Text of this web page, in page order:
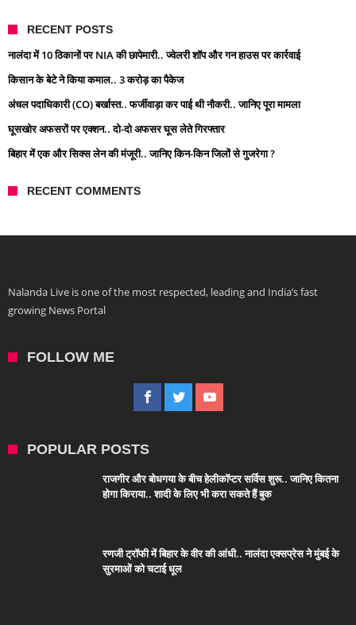
RECENT POSTS
नालंदा में 10 ठिकानों पर NIA की छापेमारी.. ज्वेलरी शॉप और गन हाउस पर कार्रवाई
किसान के बेटे ने किया कमाल.. 3 करोड़ का पैकेज
अंचल पदाधिकारी (CO) बर्खास्त.. फर्जीवाड़ा कर पाई थी नौकरी.. जानिए पूरा मामला
घूसखोर अफसरों पर एक्शन.. दो-दो अफसर घूस लेते गिरफ्तार
बिहार में एक और सिक्स लेन की मंजूरी.. जानिए किन-किन जिलों से गुजरेगा ?
RECENT COMMENTS
Nalanda Live is one of the most respected, leading and India’s fast
growing News Portal
FOLLOW ME
POPULAR POSTS
राजगीर और बोधगया के बीच हेलीकॉप्टर सर्विस शुरू.. जानिए कितना
होगा किराया.. शादी के लिए भी करा सकते हैं बुक
रणजी ट्रॉफी में बिहार के वीर की आंधी.. नालंदा एक्सप्रेस ने मुंबई के
सुरमाओं को चटाई धूल